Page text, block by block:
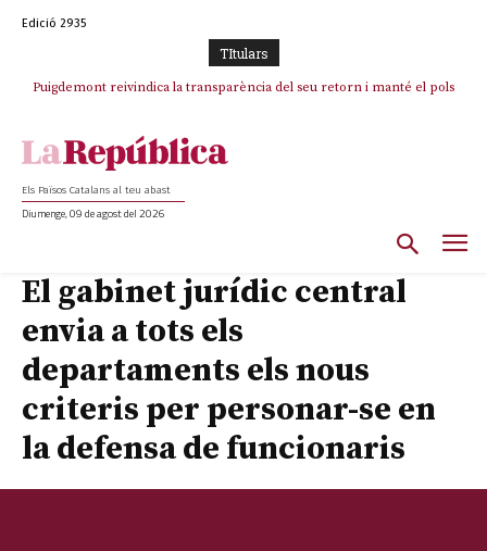
Edició 2935
TItulars
Puigdemont reivindica la transparència del seu retorn i manté el pols
Els Països Catalans al teu abast
Diumenge, 09 de agost del 2026
El gabinet jurídic central
envia a tots els
departaments els nous
criteris per personar-se en
la defensa de funcionaris